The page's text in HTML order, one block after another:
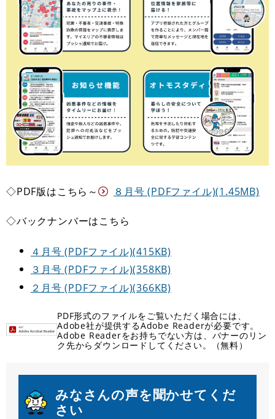
◇PDF版はこちら～ ８月号 (PDFファイル)(1.45MB)
◇バックナンバーはこちら
４月号 (PDFファイル)(415KB)
３月号 (PDFファイル)(358KB)
２月号 (PDFファイル)(366KB)
PDF形式のファイルをご覧いただく場合には、
Adobe社が提供するAdobe Readerが必要です。
Adobe Readerをお持ちでない方は、バナーのリン
ク先からダウンロードしてください。（無料）
みなさんの声を聞かせてくだ
さい